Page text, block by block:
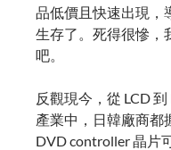
品低價且快速出現，
生存了。死得很慘，
吧。
反觀現今，從 LCD
產業中，日韓廠商都
DVD controller 晶片